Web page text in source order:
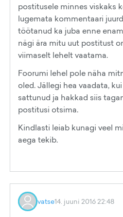
postitusele minnes viskaks
lugemata kommentaari
töötanud ka juba enne
nägi ära mitu uut postitust
viimaselt lehelt vaatama.
Foorumi lehel pole näha
oled. Jällegi hea vaadata,
sattunud ja hakkad siis
postitusi otsima.
Kindlasti leiab kunagi veel
aega tekib.
vatse14. juuni 2016 22:48